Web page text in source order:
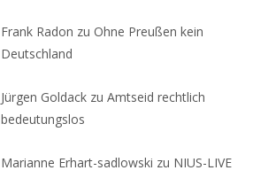
Frank Radon zuOhne Preußen kein
Deutschland
Jürgen Goldack zuAmtseid rechtlich
bedeutungslos
Marianne Erhart-sadlowski zu NIUS-LIVE